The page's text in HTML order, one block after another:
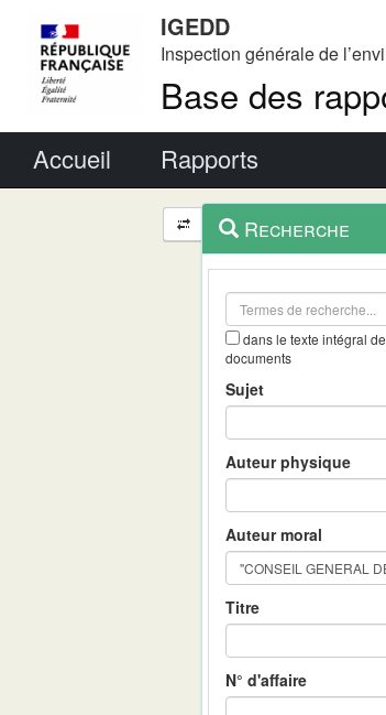
IGEDD
Inspection générale de
Base des
Accueil Rapports
Navigation
et
outils
contextuel
Recherche
dans le texte intégral
documents
Sujet
Auteur physique
Auteur moral
Titre
N° d'affaire